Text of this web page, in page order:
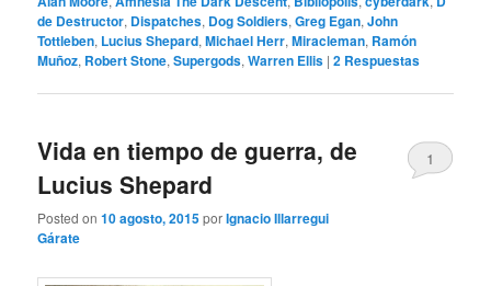
de Destructor, Dispatches, Dog Soldiers,Greg Egan,John
Tottleben, Lucius Shepard,Michael Herr,Miracleman, Ramón
Muñoz, Robert Stone,Supergods,Warren Ellis |2 Respuestas
Vida en tiempo de guerra, de
Lucius Shepard
Posted on10 agosto, 2015porIgnacio Illarregui
Gárate
1